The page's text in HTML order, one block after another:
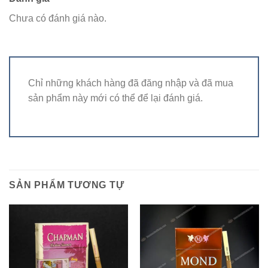
Chưa có đánh giá nào.
Chỉ những khách hàng đã đăng nhập và đã mua
sản phẩm này mới có thể để lại đánh giá.
SẢN PHẨM TƯƠNG TỰ